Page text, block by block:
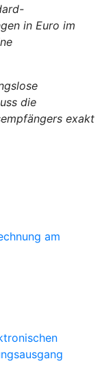
in Euro im
die
exakt
am